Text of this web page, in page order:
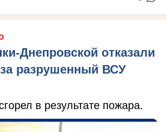
Днепровской отказали
разрушенный ВСУ
в результате пожара.